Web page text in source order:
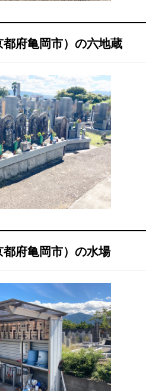
府亀岡市）の六地蔵
府亀岡市）の水場